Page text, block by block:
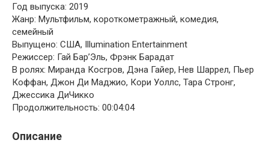
Год выпуска: 2019
Жанр: Мультфильм, короткометражный, комедия,
семейный
Выпущено: США, Illumination Entertainment
Режиссер: Гай Бар’Эль, Фрэнк Барадат
В ролях: Миранда Косгров, Дэна Гайер, Нев Шаррел, Пьер
Коффан, Джон Ди Маджио, Кори Уоллс, Тара Стронг,
Джессика ДиЧикко
Продолжительность: 00:04:04
Описание